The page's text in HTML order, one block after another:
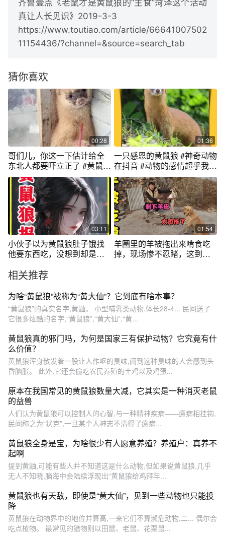
齐鲁壹点《老鼠才是黄鼠狼的“主食”菏泽这个活动
真让人长见识》2019-3-3
https://www.toutiao.com/article/66641007502
11154436/?channel=&source=search_tab
猜你喜欢
00:28
哥们儿，你这一下估计给全
东北人都要吓立正了 #黄鼠狼
黄大仙 #偷吃的下场 #动物无
语瞬间
01:36
一只感恩的黄鼠狼 #神奇动物
在抖音 #动物的感情超乎我们
的想象 #人与动物发生感人的
故事 #万物皆有灵性 #黄鼠狼
03:11
小伙子以为黄鼠狼肚子饿找
他要东西吃，没想到却是在
#传统文化
01:54
羊圈里的羊被拖出来啃食吃
掉，现场惨不忍睹，这到底
相关推荐
为啥“黄鼠狼”被称为“黄大仙”？它到底有啥本事？
“黄鼠狼”的真实名字,黄鼬。 小型哺乳类动物,体长28-4... 民间送了
它很多炫酷的名字,“黄鼠狼”,“黄大仙”,“黄...
黄鼠狼真的邪门吗，为何是国家三有保护动物？它究竟有什
么价值？
黄鼠狼浑身散发着一股让人作呕的臭味,闻到这种臭味的人会感到头
昏脑胀。 此外,它还会偷吃农民养殖的土鸡以及鸡蛋...
原本在我国常见的黄鼠狼数量大减，它其实是一种消灭老鼠
的益兽
人们认为黄鼠狼可以控制人的心智,与一种精神疾病——癔病相挂钩,
民间称之为“状克”,一旦某个人神志不清得了癔病...
黄鼠狼全身是宝，为啥很少有人愿意养殖？养殖户：真养不
起啊
提到黄鼬,可能有些人并不知道这是什么动物,但如果说黄鼠狼,几乎
无人不知晓,脑海中会陆续浮现出“黄鼠狼给鸡拜年...
黄鼠狼也有天敌，即使是“黄大仙”，见到一些动物也只能投
降
黄鼠狼在动物界中的地位并算高,一来它们不算濒危动物,二... 偶尔会
吃点植物。 最常见的猎物则以田鼠、老鼠、花栗鼠...